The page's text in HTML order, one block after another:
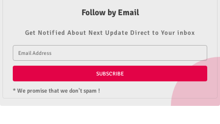
Follow by Email
Get Notified About Next Update Direct to Your inbox
* We promise that we don't spam !